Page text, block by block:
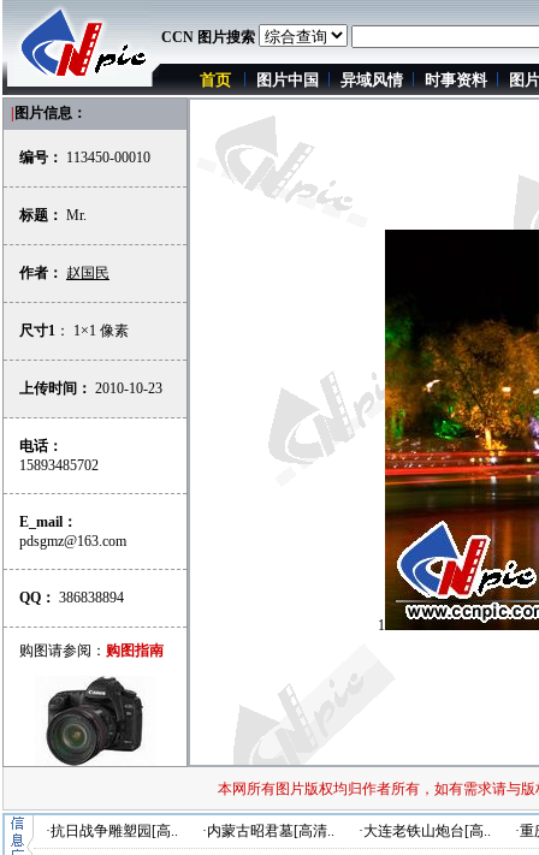
CCN 图片搜索
首页 图片中国 异域风情 时事资料 图
图片信息：
编号： 113450-00010
标题： Mr.
作者： 赵国民
尺寸1 ： 1×1 像素
上传时间： 2010-10-23
电话：
15893485702
E_mail：
pdsgmz@163.com
QQ： 386838894
购图请参阅： 购图指南
1
本网所有图片版权均归作者所有，如有需求请与
·抗日战争雕塑园[高.. ·内蒙古昭君墓[高清.. ·大连老铁山炮台[高..
·